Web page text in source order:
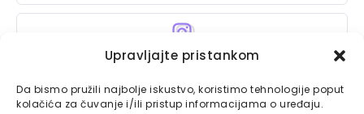
Upravljajte pristankom
Da bismo pružili najbolje iskustvo, koristimo tehnologije poput
kolačića za čuvanje i/ili pristup informacijama o uređaju.
Instagram